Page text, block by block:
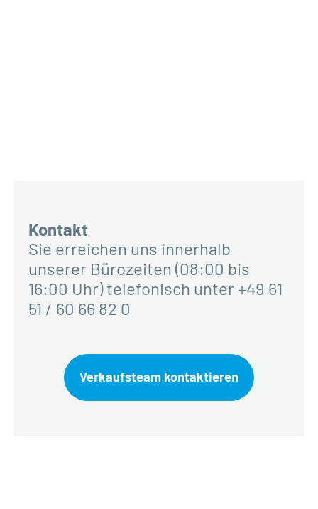
Kontakt
Sie erreichen uns innerhalb
unserer Bürozeiten (08:00 bis
16:00 Uhr) telefonisch unter +49 61
51 / 60 66 82 0
Verkaufsteam kontaktieren